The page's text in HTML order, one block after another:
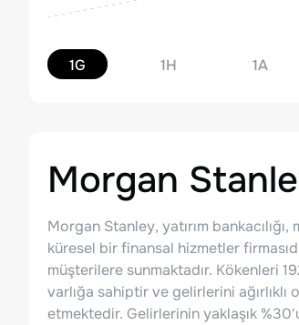
1G 1H 1A
Morgan
Morgan Stanley, yatırım
küresel bir finansal hizmetler
müşterilere sunmaktadır. Kökenleri
varlığa sahiptir ve gelirlerini
etmektedir. Gelirlerinin yaklaşık